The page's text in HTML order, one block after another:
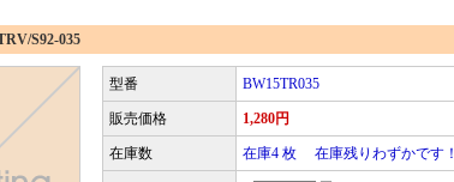
S92-035
型番 BW15TR035
販売価格 1,280円
在庫数 在庫4 枚 在庫残りわずかです！